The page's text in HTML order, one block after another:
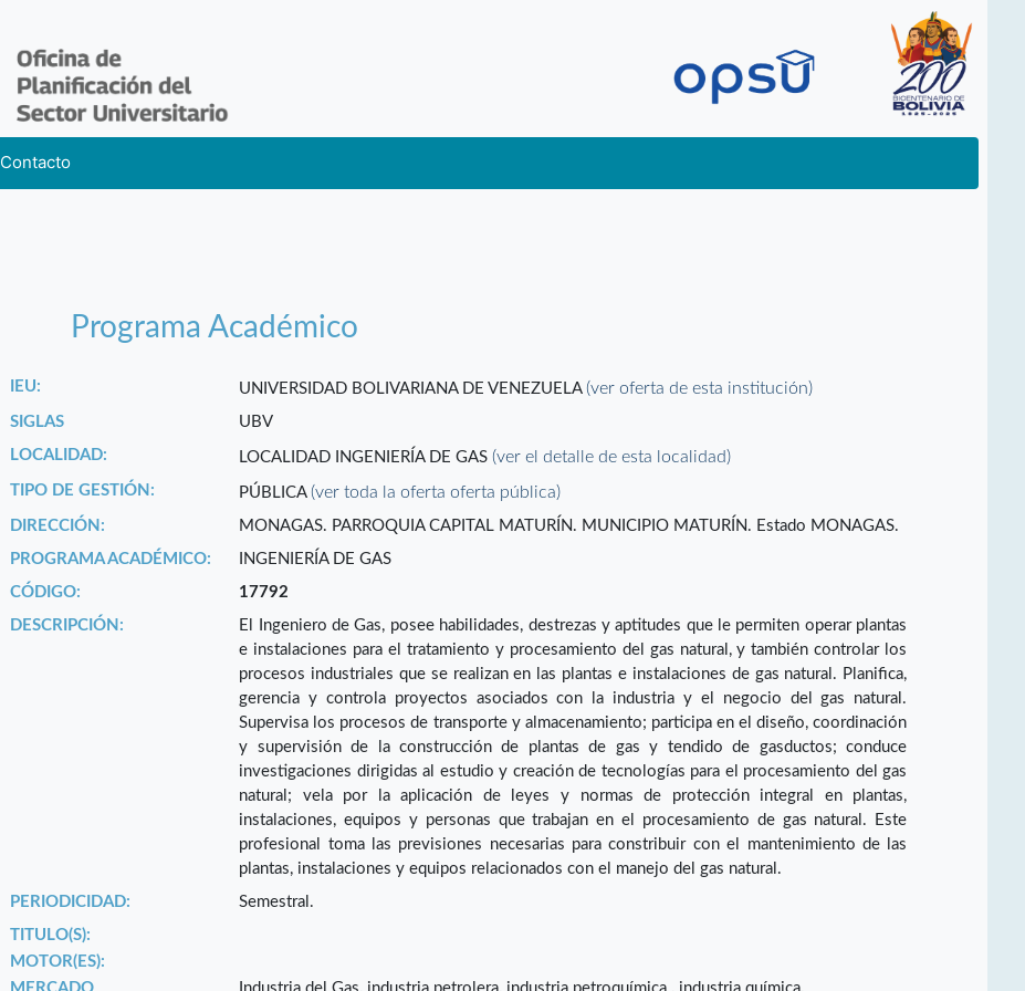
Contacto
Programa Académico
IEU: UNIVERSIDAD BOLIVARIANA DE VENEZUELA(ver oferta de esta institución)
SIGLAS
UBV
LOCALIDAD:
LOCALIDAD INGENIERÍA DE GAS(ver el detalle de esta localidad)
TIPO DE GESTIÓN: PÚBLICA(ver toda la oferta oferta pública)
DIRECCIÓN:
MONAGAS. PARROQUIA CAPITAL MATURÍN. MUNICIPIO MATURÍN. Estado MONAGAS.
PROGRAMA ACADÉMICO:
INGENIERÍA DE GAS
CÓDIGO:
17792
DESCRIPCIÓN:
El Ingeniero de Gas, posee habilidades, destrezas y aptitudes que le permiten operar plantas
e instalaciones para el tratamiento y procesamiento del gas natural, y también controlar los
procesos industriales que se realizan en las plantas e instalaciones de gas natural. Planifica,
gerencia y controla proyectos asociados con la industria y el negocio del gas natural.
Supervisa los procesos de transporte y almacenamiento; participa en el diseño, coordinación
y supervisión de la construcción de plantas de gas y tendido de gasductos; conduce
investigaciones dirigidas al estudio y creación de tecnologías para el procesamiento del gas
natural; vela por la aplicación de leyes y normas de protección integral en plantas,
instalaciones, equipos y personas que trabajan en el procesamiento de gas natural. Este
profesional toma las previsiones necesarias para constribuir con el mantenimiento de las
plantas, instalaciones y equipos relacionados con el manejo del gas natural.
PERIODICIDAD:
Semestral.
TITULO(S):
MOTOR(ES):